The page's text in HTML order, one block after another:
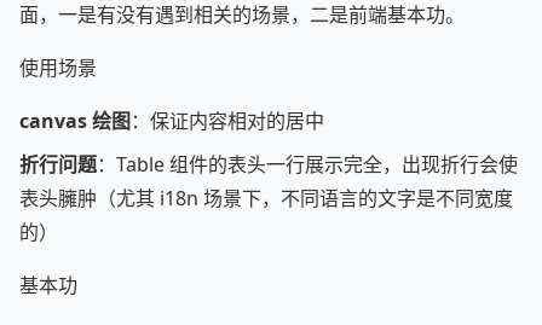
面，一是有没有遇到相关的场景，二是前端基本功。
使用场景
canvas 绘图：保证内容相对的居中
折行问题：Table 组件的表头一行展示完全，出现折行会使
表头臃肿（尤其 i18n 场景下，不同语言的文字是不同宽度
的）
基本功